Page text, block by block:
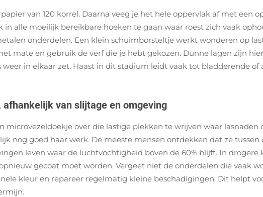
van 120 korrel. Daarna veeg je het hele oppervlak af met een
alle moeilijk bereikbare hoeken te gaan waar roest zich vaak
onderdelen. Een klein schuimborsteltje werkt wonderen op
mate en gebruik de verf die je hebt gekozen. Dunne lagen zijn
in elkaar zet. Haast in dit stadium leidt vaak tot bladderende
van slijtage en omgeving
microvezeldoekje over die lastige plekken te wrijven waar lasnaden
nog goed haar werk. De meeste mensen ontdekken dat ze tussen
leven waar de luchtvochtigheid boven de 60% blijft. In
gecoat moet worden. Vergeet niet de onderdelen die vaak
kleur en repareer regelmatig kleine beschadigingen. Dit helpt